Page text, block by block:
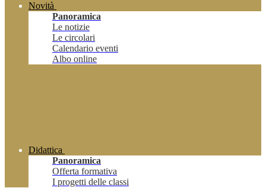
Novità
Panoramica
Le notizie
Le circolari
Calendario eventi
Albo online
Didattica
Panoramica
Offerta formativa
I progetti delle classi